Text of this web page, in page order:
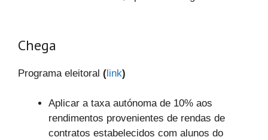
Chega
Programa eleitoral (link)
Aplicar a taxa autónoma de 10% aos
rendimentos provenientes de rendas de
contratos estabelecidos com alunos do